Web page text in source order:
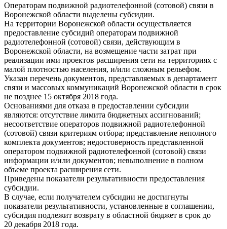
Операторам подвижной радиотелефонной (сотовой) связи в
Воронежской области выделены субсидии.
На территории Воронежской области осуществляется
предоставление субсидий операторам подвижной
радиотелефонной (сотовой) связи, действующим в
Воронежской области, на возмещение части затрат при
реализации ими проектов расширения сети на территориях с
малой плотностью населения, и/или сложным рельефом.
Указан перечень документов, представляемых в департамент
связи и массовых коммуникаций Воронежской области в срок
не позднее 15 октября 2018 года.
Основаниями для отказа в предоставлении субсидии
являются: отсутствие лимита бюджетных ассигнований;
несоответствие операторов подвижной радиотелефонной
(сотовой) связи критериям отбора; представление неполного
комплекта документов; недостоверность представленной
оператором подвижной радиотелефонной (сотовой) связи
информации и/или документов; невыполнение в полном
объеме проекта расширения сети.
Приведены показатели результативности предоставления
субсидии.
В случае, если получателем субсидии не достигнуты
показатели результативности, установленные в соглашении,
субсидия подлежит возврату в областной бюджет в срок до
20 декабря 2018 года.